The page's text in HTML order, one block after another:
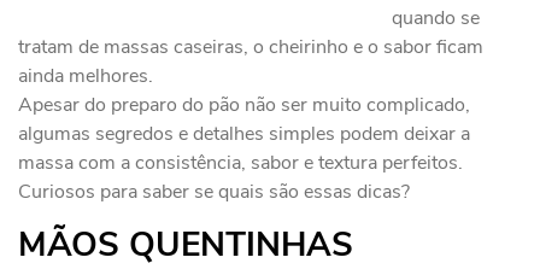
quando se
tratam de massas caseiras, o cheirinho e o sabor ficam
ainda melhores.
Apesar do preparo do pão não ser muito complicado,
algumas segredos e detalhes simples podem deixar a
massa com a consistência, sabor e textura perfeitos.
Curiosos para saber se quais são essas dicas?
MÃOS QUENTINHAS